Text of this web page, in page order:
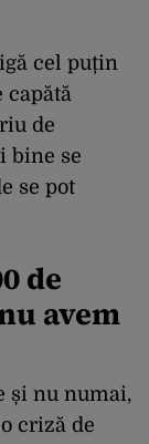
cel puțin
capătă
de
bine se
se pot
de
avem
și nu numai,
criză de